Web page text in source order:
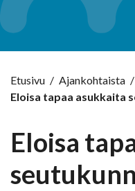
Etusivu / Ajankohtaista /
Eloisa tapaa asukkaita
Eloisa